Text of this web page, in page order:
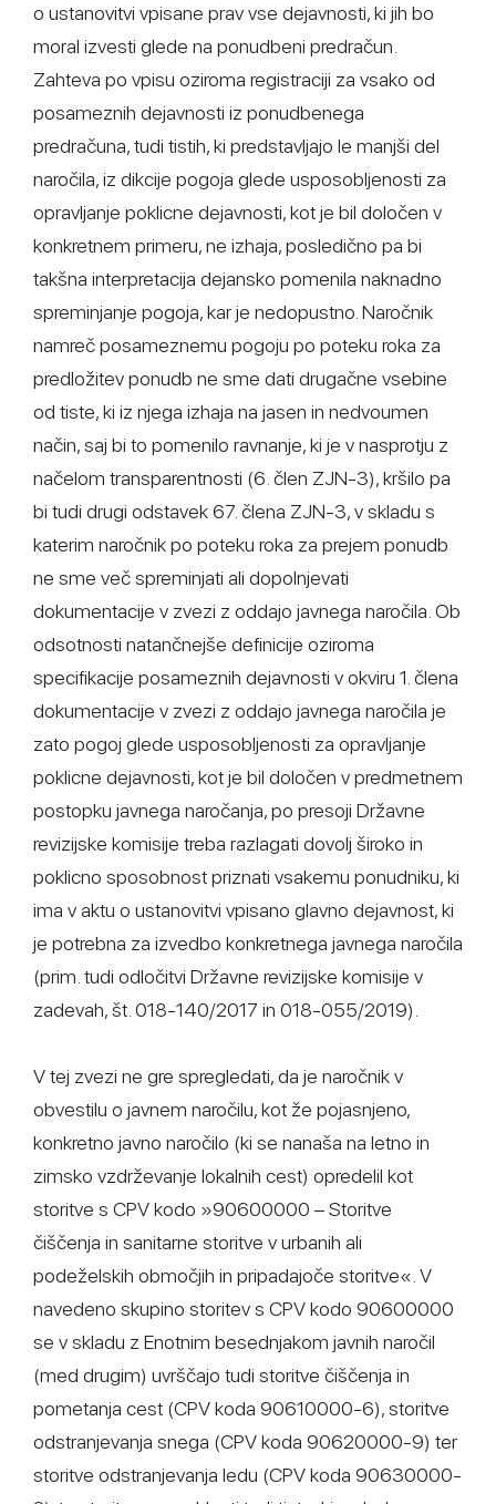
o ustanovitvi vpisane prav vse dejavnosti, ki jih bo
moral izvesti glede na ponudbeni predračun.
Zahteva po vpisu oziroma registraciji za vsako od
posameznih dejavnosti iz ponudbenega
predračuna, tudi tistih, ki predstavljajo le manjši del
naročila, iz dikcije pogoja glede usposobljenosti za
opravljanje poklicne dejavnosti, kot je bil določen v
konkretnem primeru, ne izhaja, posledično pa bi
takšna interpretacija dejansko pomenila naknadno
spreminjanje pogoja, kar je nedopustno. Naročnik
namreč posameznemu pogoju po poteku roka za
predložitev ponudb ne sme dati drugačne vsebine
od tiste, ki iz njega izhaja na jasen in nedvoumen
način, saj bi to pomenilo ravnanje, ki je v nasprotju z
načelom transparentnosti (6. člen ZJN-3), kršilo pa
bi tudi drugi odstavek 67. člena ZJN-3, v skladu s
katerim naročnik po poteku roka za prejem ponudb
ne sme več spreminjati ali dopolnjevati
dokumentacije v zvezi z oddajo javnega naročila. Ob
odsotnosti natančnejše definicije oziroma
specifikacije posameznih dejavnosti v okviru 1. člena
dokumentacije v zvezi z oddajo javnega naročila je
zato pogoj glede usposobljenosti za opravljanje
poklicne dejavnosti, kot je bil določen v predmetnem
postopku javnega naročanja, po presoji Državne
revizijske komisije treba razlagati dovolj široko in
poklicno sposobnost priznati vsakemu ponudniku, ki
ima v aktu o ustanovitvi vpisano glavno dejavnost, ki
je potrebna za izvedbo konkretnega javnega naročila
(prim. tudi odločitvi Državne revizijske komisije v
zadevah, št. 018-140/2017 in 018-055/2019).
V tej zvezi ne gre spregledati, da je naročnik v
obvestilu o javnem naročilu, kot že pojasnjeno,
konkretno javno naročilo (ki se nanaša na letno in
zimsko vzdrževanje lokalnih cest) opredelil kot
storitve s CPV kodo »90600000 – Storitve
čiščenja in sanitarne storitve v urbanih ali
podeželskih območjih in pripadajoče storitve«. V
navedeno skupino storitev s CPV kodo 90600000
se v skladu z Enotnim besednjakom javnih naročil
(med drugim) uvrščajo tudi storitve čiščenja in
pometanja cest (CPV koda 90610000-6), storitve
odstranjevanja snega (CPV koda 90620000-9) ter
storitve odstranjevanja ledu (CPV koda 90630000-